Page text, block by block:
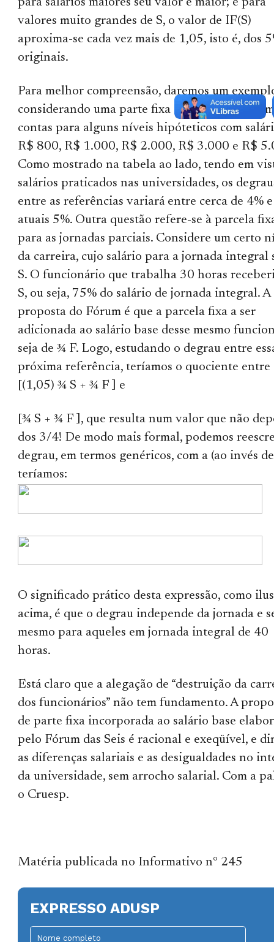
para salários maiores seu valor é maior; e para
valores muito grandes de S, o valor de IF(S)
aproxima-se cada vez mais de 1,05, isto é, dos
originais.
Para melhor compreensão, daremos um
considerando uma parte fixa F = R$ 200.
contas para alguns níveis hipóteticos com
R$ 800, R$ 1.000, R$ 2.000, R$ 3.000 e R$
Como mostrado na tabela ao lado, tendo em
salários praticados nas universidades, os
entre as referências variará entre cerca de 4%
atuais 5%. Outra questão refere-se à parcela
para as jornadas parciais. Considere um certo
da carreira, cujo salário para a jornada integral
S. O funcionário que trabalha 30 horas
S, ou seja, 75% do salário de jornada integral. A
proposta do Fórum é que a parcela fixa a ser
adicionada ao salário base desse mesmo
seja de ¾ F. Logo, estudando o degrau entre
próxima referência, teríamos o quociente entre
[(1,05) ¾ S + ¾ F ] e
[¾ S + ¾ F ], que resulta num valor que não
dos 3/4! De modo mais formal, podemos
degrau, em termos genéricos, com a (ao invés
teríamos:
O significado prático desta expressão, como
acima, é que o degrau independe da jornada e
mesmo para aqueles em jornada integral de 40
horas.
Está claro que a alegação de “destruição da
dos funcionários” não tem fundamento. A
de parte fixa incorporada ao salário base
pelo Fórum das Seis é racional e exeqüível, e
as diferenças salariais e as desigualdades no
da universidade, sem arrocho salarial. Com a
o Cruesp.
Matéria publicada no Informativo n° 245
EXPRESSO ADUSP